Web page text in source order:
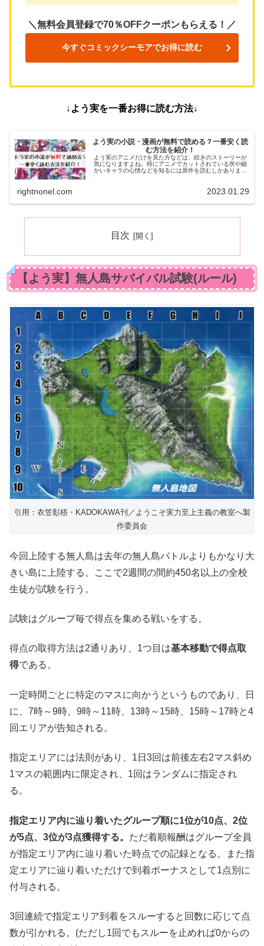
＼無料会員登録で70％OFFクーポンもらえる！／
今すぐコミックシーモアでお得に読む
↓よう実を一番お得に読む方法↓
よう実の小説・漫画が無料で読める？一番安く読
む方法を紹介！
よう実のアニメだけを見た方などは、続きのストーリーが
気になりますよね。特にアニメでカットされている所や細
かいキャラの心情などを知るには原作を読むしかありませ
rightnonel.com 2023.01.29
目次
【よう実】無人島サバイバル試験(ルール)
引用：衣笠彰梧・KADOKAWA刊／ようこそ実力至上主義の教室へ製
作委員会
今回上陸する無人島は去年の無人島バトルよりもかなり大
きい島に上陸する。ここで2週間の間約450名以上の全校
生徒が試験を行う。
試験はグループ毎で得点を集める戦いをする。
得点の取得方法は2通りあり、1つ目は基本移動で得点取
得である。
一定時間ごとに特定のマスに向かうというものであり、日
に、7時～9時、9時～11時、13時～15時、15時～17時と4
回エリアが告知される。
指定エリアには法則があり、1日3回は前後左右2マス斜め
1マスの範囲内に限定され、1回はランダムに指定され
る。
指定エリア内に辿り着いたグループ順に1位が10点、2位
が5点、3位が3点獲得する。 ただ着順報酬はグループ全員
が指定エリア内に辿り着いた時点での記録となる。また指
定エリアに辿り着いただけで到着ボーナスとして1点別に
付与される。
3回連続で指定エリア到着をスルーすると回数に応じて点
数が引かれる。(ただし1回でもスルーを止めれば0からの